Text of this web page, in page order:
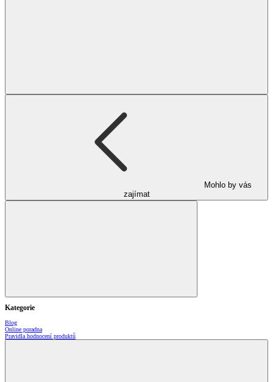
Mohlo by vás
zajímat
Kategorie
Blog
Online poradna
Pravidla hodnocení produktů